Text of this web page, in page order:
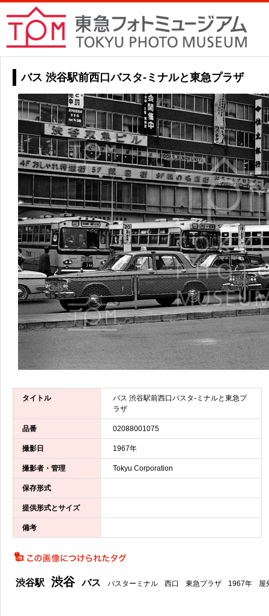
バス 渋谷駅前西口バスタ-ミナルと東急プラザ
タイトル
バス 渋谷駅前西口バスタ-ミナルと東急プ
ラザ
品番 02088001075
撮影日 1967年
撮影者・管理 Tokyu Corporation
保存形式
提供形式とサイズ
備考
渋谷駅 渋谷 バス バスターミナル 西口 東急プラザ 1967年 屋